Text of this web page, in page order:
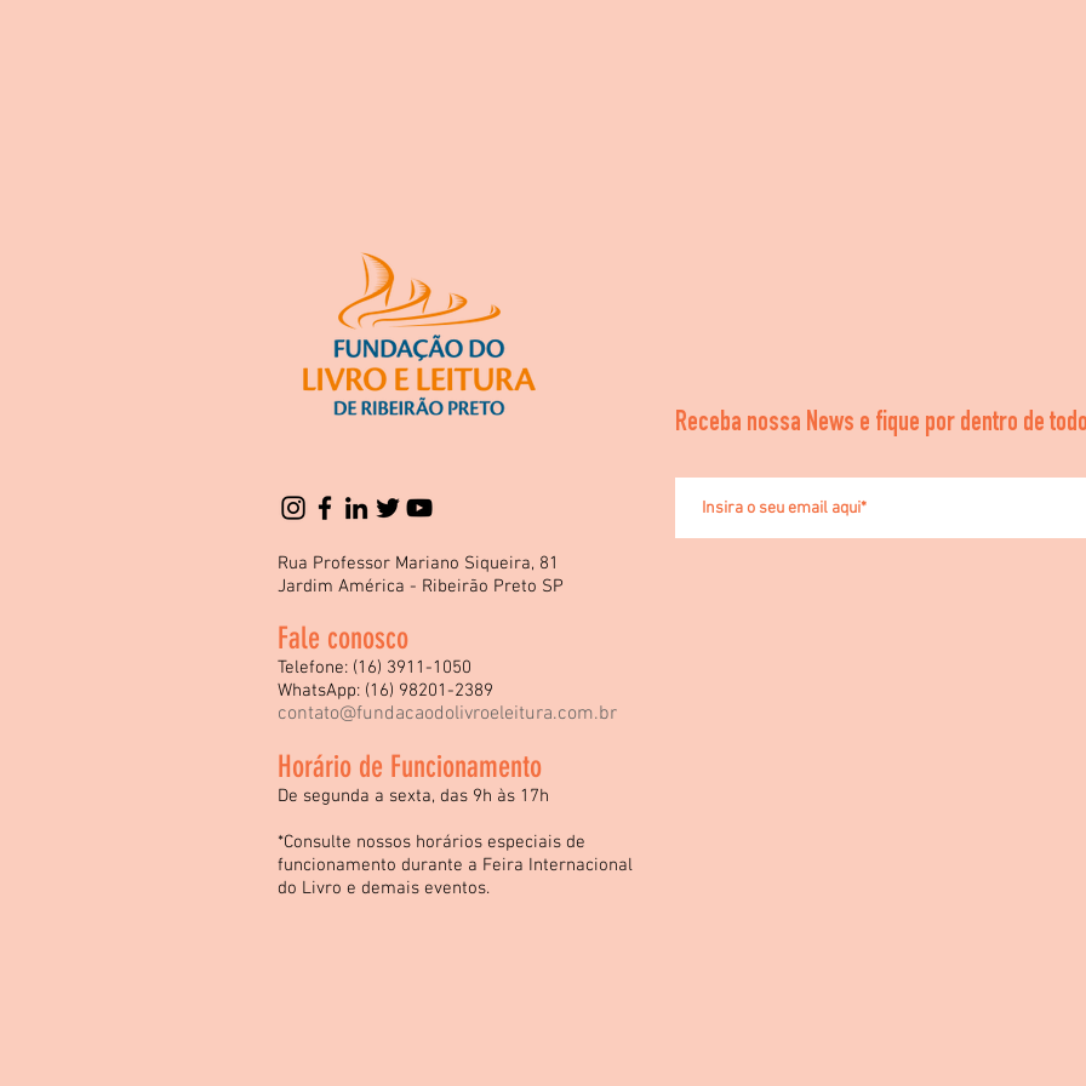
Rua Professor Mariano Siqueira, 81
Jardim América - Ribeirão Preto SP
Fale conosco
Telefone: (16) 3911-1050
WhatsApp: (16) 98201-2389
contato@fundacaodolivroeleitura.com.br
Horário de Funcionamento
De segunda a sexta, das 9h às 17h
*Consulte nossos horários especiais de
funcionamento durante a Feira Internacional
do Livro e demais eventos.
Receba nossa News e fique por dentro de